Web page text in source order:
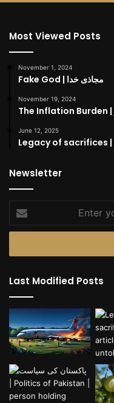
Most Viewed Posts
November 1, 2024
Fake God | مجاذی خدا
November 19, 2024
June 12, 2025
Newsletter
your
Email
Last Modified Posts